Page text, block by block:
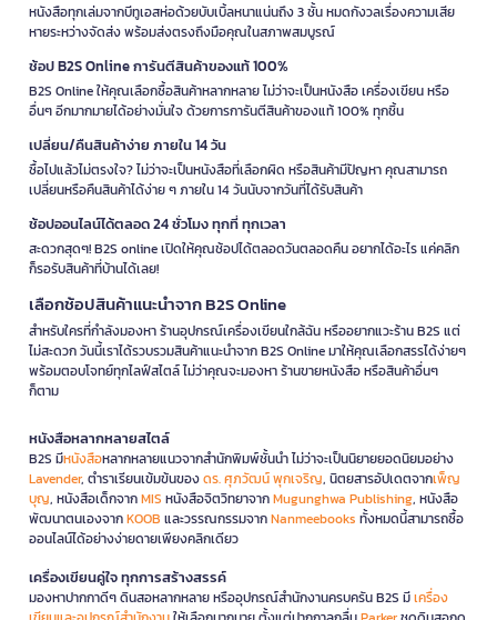
หนังสือทุกเล่มจากบีทูเอสห่อด้วยบับเบิ้ลหนาแน่นถึง 3 ชั้น หมดกังวลเรื่องความเสีย
หายระหว่างจัดส่ง พร้อมส่งตรงถึงมือคุณในสภาพสมบูรณ์
ช้อป B2S Online การันตีสินค้าของแท้ 100%
B2S Online ให้คุณเลือกซื้อสินค้าหลากหลาย ไม่ว่าจะเป็นหนังสือ เครื่องเขียน หรือ
อื่นๆ อีกมากมายได้อย่างมั่นใจ ด้วยการการันตีสินค้าของแท้ 100% ทุกชิ้น
เปลี่ยน/คืนสินค้าง่าย ภายใน 14 วัน
ซื้อไปแล้วไม่ตรงใจ? ไม่ว่าจะเป็นหนังสือที่เลือกผิด หรือสินค้ามีปัญหา คุณสามารถ
เปลี่ยนหรือคืนสินค้าได้ง่าย ๆ ภายใน 14 วันนับจากวันที่ได้รับสินค้า
ช้อปออนไลน์ได้ตลอด 24 ชั่วโมง ทุกที่ ทุกเวลา
สะดวกสุดๆ! B2S online เปิดให้คุณช้อปได้ตลอดวันตลอดคืน อยากได้อะไร แค่คลิก
ก็รอรับสินค้าที่บ้านได้เลย!
เลือกช้อปสินค้าแนะนำจาก B2S Online
สำหรับใครที่กำลังมองหา ร้านอุปกรณ์เครื่องเขียนใกล้ฉัน หรืออยากแวะร้าน B2S แต่
ไม่สะดวก วันนี้เราได้รวบรวมสินค้าแนะนำจาก B2S Online มาให้คุณเลือกสรรได้ง่ายๆ
พร้อมตอบโจทย์ทุกไลฟ์สไตล์ ไม่ว่าคุณจะมองหา ร้านขายหนังสือ หรือสินค้าอื่นๆ
ก็ตาม
หนังสือหลากหลายสไตล์
B2S มีหนังสือหลากหลายแนวจากสำนักพิมพ์ชั้นนำ ไม่ว่าจะเป็นนิยายยอดนิยมอย่าง
Lavender, ตำราเรียนเข้มข้นของดร. ศุภวัฒน์ พุกเจริญ, นิตยสารอัปเดตจากเพ็ญ
บุญ, หนังสือเด็กจากMIS หนังสือจิตวิทยาจากMugunghwa Publishing, หนังสือ
พัฒนาตนเองจากKOOB และวรรณกรรมจากNanmeebooks ทั้งหมดนี้สามารถซื้อ
ออนไลน์ได้อย่างง่ายดายเพียงคลิกเดียว
เครื่องเขียนคู่ใจ ทุกการสร้างสรรค์
มองหาปากกาดีๆ ดินสอหลากหลาย หรืออุปกรณ์สำนักงานครบครัน B2S มีเครื่อง